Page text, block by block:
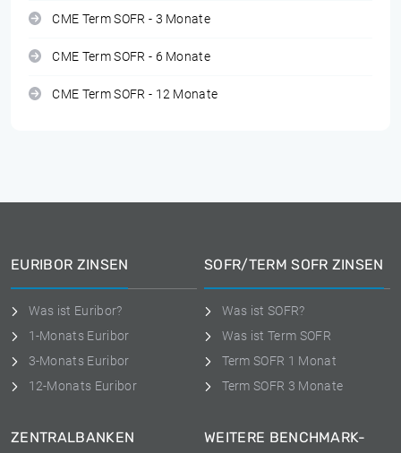
CME Term SOFR - 3 Monate
CME Term SOFR - 6 Monate
CME Term SOFR - 12 Monate
EURIBOR ZINSEN
Was ist Euribor?
1-Monats Euribor
3-Monats Euribor
12-Monats Euribor
SOFR/TERM SOFR ZINSEN
Was ist SOFR?
Was ist Term SOFR
Term SOFR 1 Monat
Term SOFR 3 Monate
ZENTRALBANKEN
WEITERE BENCHMARK-